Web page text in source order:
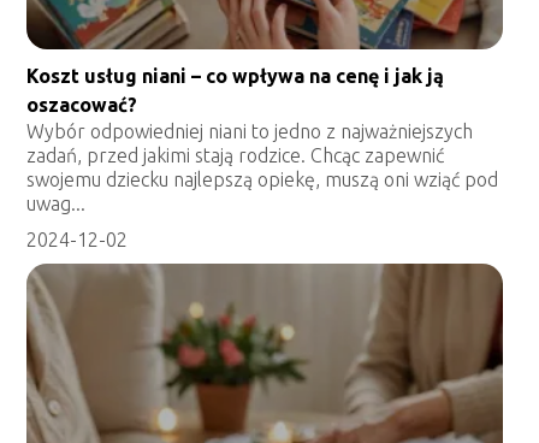
Koszt usług niani – co wpływa na cenę i jak ją
oszacować?
Wybór odpowiedniej niani to jedno z najważniejszych
zadań, przed jakimi stają rodzice. Chcąc zapewnić
swojemu dziecku najlepszą opiekę, muszą oni wziąć pod
uwag...
2024-12-02